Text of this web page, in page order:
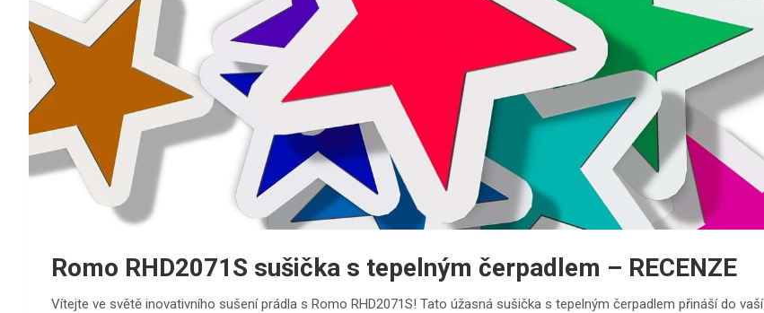
Romo RHD2071S sušička s tepelným čerpadlem – RECENZE
Vítejte ve světě inovativního sušení prádla s Romo RHD2071S! Tato úžasná sušička s tepelným čerpadlem přináší do vaší